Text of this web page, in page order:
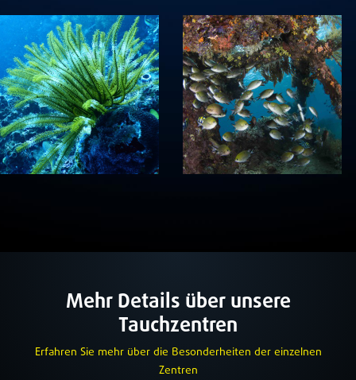
Mehr Details über unsere
Tauchzentren
Erfahren Sie mehr über die Besonderheiten der einzelnen
Zentren